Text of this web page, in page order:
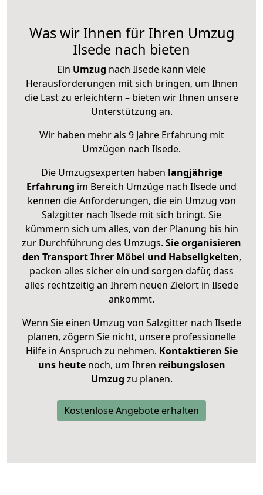
Was wir Ihnen für Ihren Umzug
Ilsede nach bieten
Ein Umzug nach Ilsede kann viele
Herausforderungen mit sich bringen, um Ihnen
die Last zu erleichtern – bieten wir Ihnen unsere
Unterstützung an.
Wir haben mehr als 9 Jahre Erfahrung mit
Umzügen nach Ilsede.
Die Umzugsexperten haben langjährige
Erfahrung im Bereich Umzüge nach Ilsede und
kennen die Anforderungen, die ein Umzug von
Salzgitter nach Ilsede mit sich bringt. Sie
kümmern sich um alles, von der Planung bis hin
zur Durchführung des Umzugs. Sie organisieren
den Transport Ihrer Möbel und Habseligkeiten,
packen alles sicher ein und sorgen dafür, dass
alles rechtzeitig an Ihrem neuen Zielort in Ilsede
ankommt.
Wenn Sie einen Umzug von Salzgitter nach Ilsede
planen, zögern Sie nicht, unsere professionelle
Hilfe in Anspruch zu nehmen. Kontaktieren Sie
uns heutenoch, um Ihren reibungslosen
Umzug zu planen.
Kostenlose Angebote erhalten